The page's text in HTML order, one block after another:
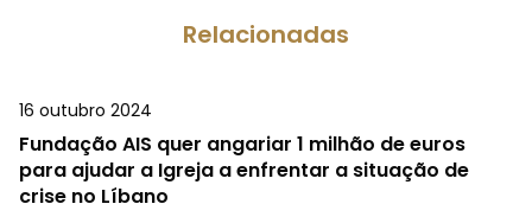
Relacionadas
16 outubro 2024
Fundação AIS quer angariar 1 milhão de euros
para ajudar a Igreja a enfrentar a situação de
crise no Líbano